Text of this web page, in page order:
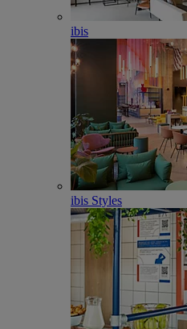
ibis
ibis Styles